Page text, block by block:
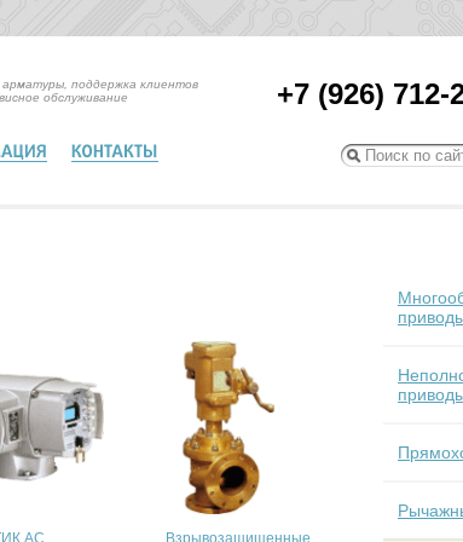
поддержка клиентов
обслуживание
+7 (926) 712-
АС
Взрывозащищенные